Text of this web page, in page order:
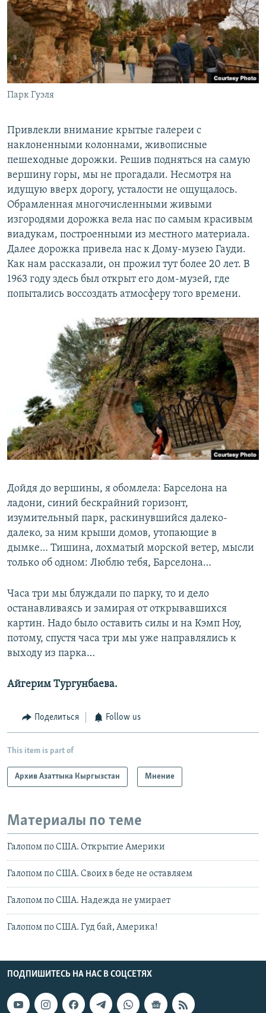
Парк Гуэля
Привлекли внимание крытые галереи с
наклоненными колоннами, живописные
пешеходные дорожки. Решив подняться на самую
вершину горы, мы не прогадали. Несмотря на
идущую вверх дорогу, усталости не ощущалось.
Обрамленная многочисленными живыми
изгородями дорожка вела нас по самым красивым
виадукам, построенными из местного материала.
Далее дорожка привела нас к Дому-музею Гауди.
Как нам рассказали, он прожил тут более 20 лет. В
1963 году здесь был открыт его дом-музей, где
попытались воссоздать атмосферу того времени.
Дойдя до вершины, я обомлела: Барселона на
ладони, синий бескрайний горизонт,
изумительный парк, раскинувшийся далеко-
далеко, за ним крыши домов, утопающие в
дымке… Тишина, лохматый морской ветер, мысли
только об одном: Люблю тебя, Барселона…
Часа три мы блуждали по парку, то и дело
останавливаясь и замирая от открывавшихся
картин. Надо было оставить силы и на Кэмп Ноу,
потому, спустя часа три мы уже направлялись к
выходу из парка…
Айгерим Тургунбаева.
Поделиться Follow us
This item is part of
Архив Азаттыка Кыргызстан Мнение
Материалы по теме
Галопом по США. Открытие Америки
Галопом по США. Своих в беде не оставляем
Галопом по США. Надежда не умирает
Галопом по США. Гуд бай, Америка!
ПОДПИШИТЕСЬ НА НАС В СОЦСЕТЯХ